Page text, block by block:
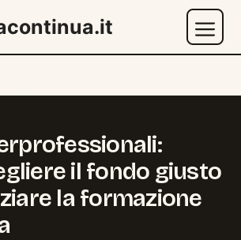
Menu
il fondo giusto
la formazione